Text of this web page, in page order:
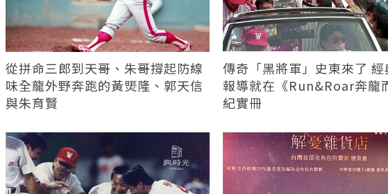
從拼命三郎到天哥、朱哥撐起防線
味全龍外野奔跑的黃煚隆、郭天信
與朱育賢
傳奇「黑將軍」史東來了 經
報導就在《Run&Roar奔龍
紀實冊